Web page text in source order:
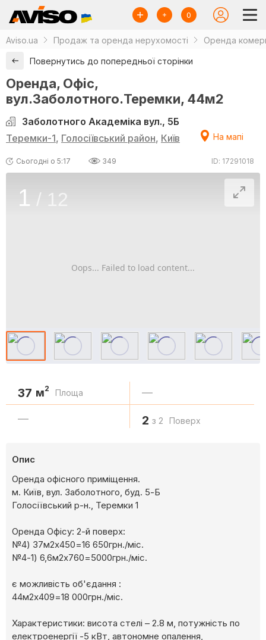
0
Aviso.ua Продаж та оренда нерухомості Оренда
Повернутись до попередньої сторінки
Оренда, Офіс,
вул.Заболотного.Теремки, 44м2
Заболотного Академіка вул., 5Б
Теремки-1, Голосіївський район, Київ На мапі
Сьогодні о 5:17 349 ID: 17291018
Oops... Failed to load content...
1 / 12
37 м2 Площа —
— 2 з 2 Поверх
Опис
Оренда офісного приміщення.
м. Київ, вул. Заболотного, буд. 5-Б
Голосіївський р-н., Теремки 1
Оренда Офісу: 2-й поверх:
№4) 37м2х450=16 650грн./міс.
№4-1) 6,6м2х760=5000грн./міс.
є можливість об'єдання :
44м2х409=18 000грн./міс.
Характеристики: висота стелі – 2.8 м, потужність по
електроенергії -5 кВт, автономне опалення,